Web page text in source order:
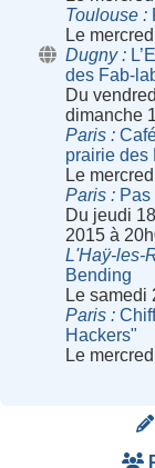
Toulouse
Le
Dugny
des Fab-
Du
dimanche
Paris
prairie des
Le
Paris
Du jeudi
2015 à
L'Haÿ-les-
Bending
Le samedi
Paris
Hackers"
Le